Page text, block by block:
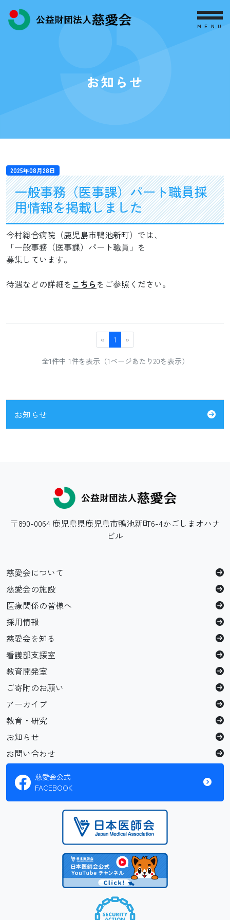
MENU
お知らせ
2025年08月28日
一般事務（医事課）パート職員採
用情報を掲載しました
今村総合病院（鹿児島市鴨池新町）では、
「一般事務（医事課）パート職員」を
募集しています。
待遇などの詳細を こちら をご参照ください。
« 1 »
全1件中 1件を表示（1ページあたり20を表示）
お知らせ
〒890-0064 鹿児島県鹿児島市鴨池新町6-4かごしまオハナ
ビル
慈愛会について
慈愛会の施設
医療関係の皆様へ
採用情報
慈愛会を知る
看護部支援室
教育開発室
ご寄附のお願い
アーカイブ
教育・研究
お知らせ
お問い合わせ
慈愛会公式
FACEBOOK